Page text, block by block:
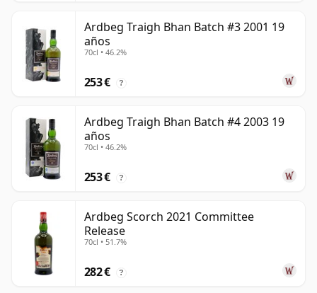
Ardbeg Traigh Bhan Batch #3 2001 19
años
70cl • 46.2%
253 € ?
Ardbeg Traigh Bhan Batch #4 2003 19
años
70cl • 46.2%
253 € ?
Ardbeg Scorch 2021 Committee
Release
70cl • 51.7%
282 € ?